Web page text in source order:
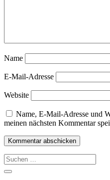
Name
E-Mail-Adresse
Website
Name, E-Mail-Adresse und
meinen nächsten Kommentar
Suche
nach: